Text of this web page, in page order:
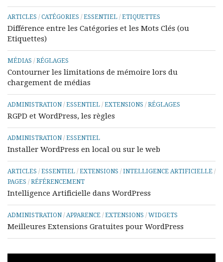
ARTICLES / CATÉGORIES / ESSENTIEL / ETIQUETTES
Différence entre les Catégories et les Mots Clés (ou
Etiquettes)
MÉDIAS / RÉGLAGES
Contourner les limitations de mémoire lors du
chargement de médias
ADMINISTRATION / ESSENTIEL / EXTENSIONS / RÉGLAGES
RGPD et WordPress, les règles
ADMINISTRATION / ESSENTIEL
Installer WordPress en local ou sur le web
ARTICLES / ESSENTIEL / EXTENSIONS / INTELLIGENCE ARTIFICIELLE /
PAGES / RÉFÉRENCEMENT
Intelligence Artificielle dans WordPress
ADMINISTRATION / APPARENCE / EXTENSIONS / WIDGETS
Meilleures Extensions Gratuites pour WordPress